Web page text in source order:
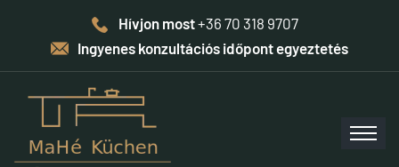
Hívjon most+36 70 318 9707
Ingyenes konzultációs időpont egyeztetés